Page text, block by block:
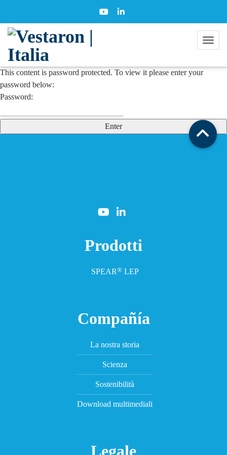
This content is password protected. To view it please enter your
password below:
Password:
Prodotti
SPEAR®LEP
Compañía
La nostra storia
Scienza
Sostenibilità
Download multimediali
Legale